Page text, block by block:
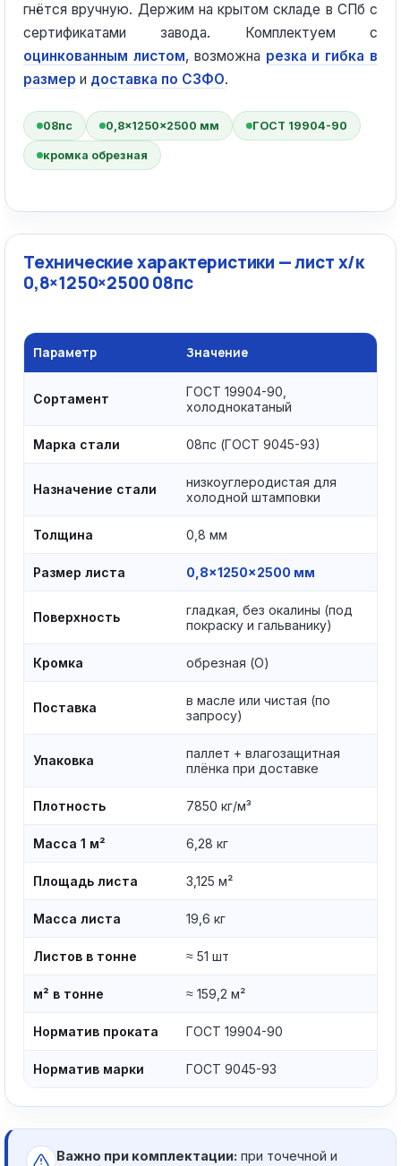
гнётся вручную. Держим на крытом складе в СПб с
сертификатами завода. Комплектуем с
оцинкованным листом, возможна резка и гибка в
размер и доставка по СЗФО.
08пс 0,8×1250×2500 мм ГОСТ 19904-90
кромка обрезная
Технические характеристики — лист х/к
0,8×1250×2500 08пс
Параметр Значение
Сортамент
ГОСТ 19904-90,
холоднокатаный
Марка стали 08пс (ГОСТ 9045-93)
Назначение стали
низкоуглеродистая для
холодной штамповки
Толщина 0,8 мм
Размер листа 0,8×1250×2500 мм
Поверхность
гладкая, без окалины (под
покраску и гальванику)
Кромка обрезная (О)
Поставка
в масле или чистая (по
запросу)
Упаковка
паллет + влагозащитная
плёнка при доставке
Плотность 7850 кг/м³
Масса 1 м² 6,28 кг
Площадь листа 3,125 м²
Масса листа 19,6 кг
Листов в тонне ≈ 51 шт
м² в тонне ≈ 159,2 м²
Норматив проката ГОСТ 19904-90
Норматив марки ГОСТ 9045-93
Важно при комплектации: при точечной и